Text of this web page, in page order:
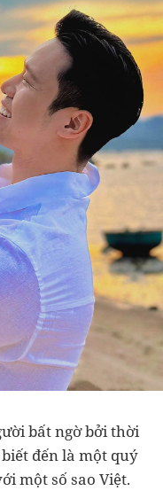
bất ngờ bởi thời
đến là một quý
một số sao Việt.